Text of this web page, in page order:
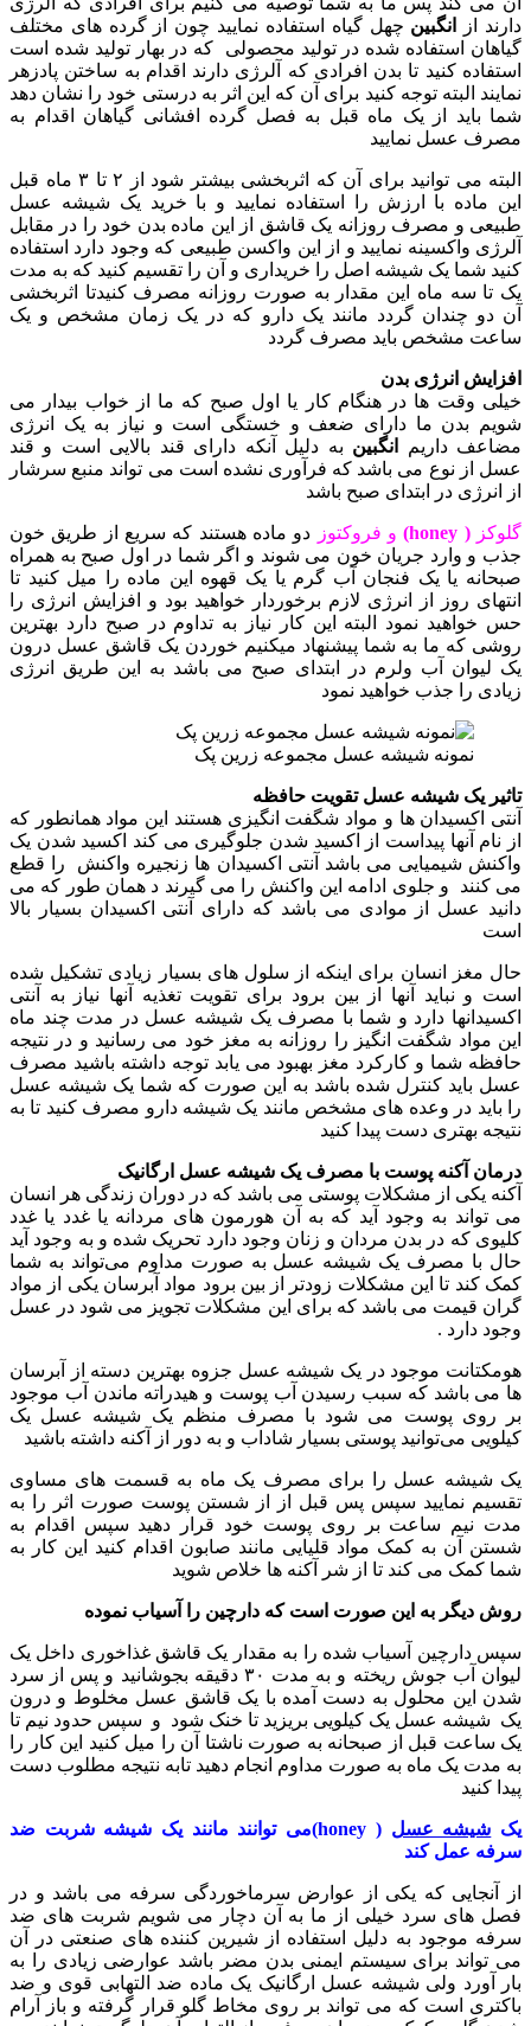
دارند از
انگبین چهل گیاه استفاده نمایید چون از گرده های مختلف
گیاهان استفاده شده در تولید محصولی که در بهار تولید شده است
استفاده کنید تا بدن افرادی که آلرژی دارند اقدام به ساختن پادزهر
نمایند البته توجه کنید برای آن که این اثر به درستی خود را نشان دهد
شما باید از یک ماه قبل به فصل گرده افشانی گیاهان اقدام به
مصرف عسل نمایید
البته می توانید برای آن که اثربخشی بیشتر شود از ۲ تا ۳ ماه قبل
این ماده با ارزش را استفاده نمایید و با خرید یک شیشه عسل
طبیعی و مصرف روزانه یک قاشق از این ماده بدن خود را در مقابل
آلرژی واکسینه نمایید و از این واکسن طبیعی که وجود دارد استفاده
کنید شما یک شیشه اصل را خریداری و آن را تقسیم کنید که به مدت
یک تا سه ماه این مقدار به صورت روزانه مصرف کنیدتا اثربخشی
آن دو چندان گردد مانند یک دارو که در یک زمان مشخص و یک
ساعت مشخص باید مصرف گردد
افزایش انرژی بدن
خیلی وقت ها در هنگام کار یا اول صبح که ما از خواب بیدار می
شویم بدن ما دارای ضعف و خستگی است و نیاز به یک انرژی
مضاعف داریم
انگبین به دلیل آنکه دارای قند بالایی است و قند
عسل از نوع می باشد که فرآوری نشده است می تواند منبع سرشار
از انرژی در ابتدای صبح باشد
گلوکز( honey) و فروکتوز دو ماده هستند که سریع از طریق خون
جذب و وارد جریان خون می شوند و اگر شما در اول صبح به همراه
صبحانه یا یک فنجان آب گرم یا یک قهوه این ماده را میل کنید تا
انتهای روز از انرژی لازم برخوردار خواهید بود و افزایش انرژی را
حس خواهید نمود البته این کار نیاز به تداوم در صبح دارد بهترین
روشی که ما به شما پیشنهاد میکنیم خوردن یک قاشق عسل درون
یک لیوان آب ولرم در ابتدای صبح می باشد به این طریق انرژی
زیادی را جذب خواهید نمود
نمونه شیشه عسل مجموعه زرین پک
تاثیر یک شیشه عسل تقویت حافظه
آنتی اکسیدان ها و مواد شگفت انگیزی هستند این مواد همانطور که
از نام آنها پیداست از اکسید شدن جلوگیری می کند اکسید شدن یک
واکنش شیمیایی می باشد آنتی اکسیدان ها زنجیره واکنش را قطع
می کنند و جلوی ادامه این واکنش را می گیرند د همان طور که می
دانید عسل از موادی می باشد که دارای آنتی اکسیدان بسیار بالا
است
حال مغز انسان برای اینکه از سلول های بسیار زیادی تشکیل شده
است و نباید آنها از بین برود برای تقویت تغذیه آنها نیاز به آنتی
اکسیدانها دارد و شما با مصرف یک شیشه عسل در مدت چند ماه
این مواد شگفت انگیز را روزانه به مغز خود می رسانید و در نتیجه
حافظه شما و کارکرد مغز بهبود می یابد توجه داشته باشید مصرف
عسل باید کنترل شده باشد به این صورت که شما یک شیشه عسل
را باید در وعده های مشخص مانند یک شیشه دارو مصرف کنید تا به
نتیجه بهتری دست پیدا کنید
درمان آکنه پوست با مصرف یک شیشه عسل ارگانیک
آکنه یکی از مشکلات پوستی می باشد که در دوران زندگی هر انسان
می تواند به وجود آید که به آن هورمون های مردانه یا غدد یا غدد
کلیوی که در بدن مردان و زنان وجود دارد تحریک شده و به وجود آید
حال با مصرف یک شیشه عسل به صورت مداوم می‌تواند به شما
کمک کند تا این مشکلات زودتر از بین برود مواد آبرسان یکی از مواد
گران قیمت می باشد که برای این مشکلات تجویز می شود در عسل
وجود دارد .
هومکتانت موجود در یک شیشه عسل جزوه بهترین دسته از آبرسان
ها می باشد که سبب رسیدن آب پوست و هیدراته ماندن آب موجود
بر روی پوست می شود با مصرف منظم یک شیشه عسل یک
کیلویی می‌توانید پوستی بسیار شاداب و به دور از آکنه داشته باشید
یک شیشه عسل را برای مصرف یک ماه به قسمت های مساوی
تقسیم نمایید سپس پس قبل از از شستن پوست صورت اثر را به
مدت نیم ساعت بر روی پوست خود قرار دهید سپس اقدام به
شستن آن به کمک مواد قلیایی مانند صابون اقدام کنید این کار به
شما کمک می کند تا از شر آکنه ها خلاص شوید
روش دیگر به این صورت است که دارچین را آسیاب نموده
سپس دارچین آسیاب شده را به مقدار یک قاشق غذاخوری داخل یک
لیوان آب جوش ریخته و به مدت ۳۰ دقیقه بجوشانید و پس از سرد
شدن این محلول به دست آمده با یک قاشق عسل مخلوط و درون
یک شیشه عسل یک کیلویی بریزید تا خنک شود و سپس حدود نیم تا
یک ساعت قبل از صبحانه به صورت ناشتا آن را میل کنید این کار را
به مدت یک ماه به صورت مداوم انجام دهید تابه نتیجه مطلوب دست
پیدا کنید
یک شیشه عسل
( honey)می توانند مانند یک شیشه شربت ضد
سرفه عمل کند
از آنجایی که یکی از عوارض سرماخوردگی سرفه می باشد و در
فصل های سرد خیلی از ما به آن دچار می شویم شربت های ضد
سرفه موجود به دلیل استفاده از شیرین کننده های صنعتی در آن
می تواند برای سیستم ایمنی بدن مضر باشد عوارضی زیادی را به
بار آورد ولی شیشه عسل ارگانیک یک ماده ضد التهابی قوی و ضد
باکتری است که می تواند بر روی مخاط گلو قرار گرفته و باز آرام